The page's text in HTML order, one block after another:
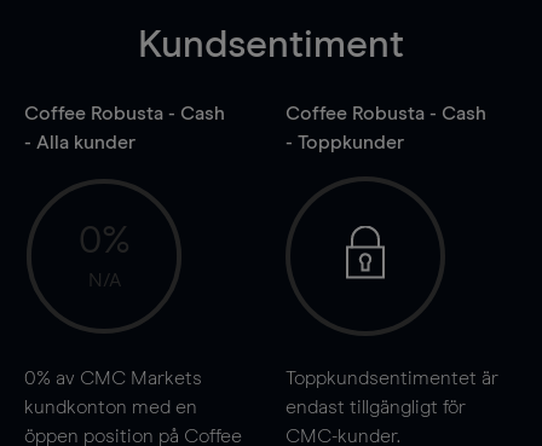
Kundsentiment
Coffee Robusta - Cash
- Alla kunder
0%
N/A
0% av CMC Markets
kundkonton med en
öppen position på Coffee
Coffee Robusta - Cash
- Toppkunder
Toppkundsentimentet är
endast tillgängligt för
CMC-kunder.